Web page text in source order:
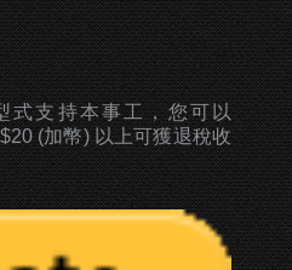
式支持本事工，您可以
(加幣) 以上可獲退稅收